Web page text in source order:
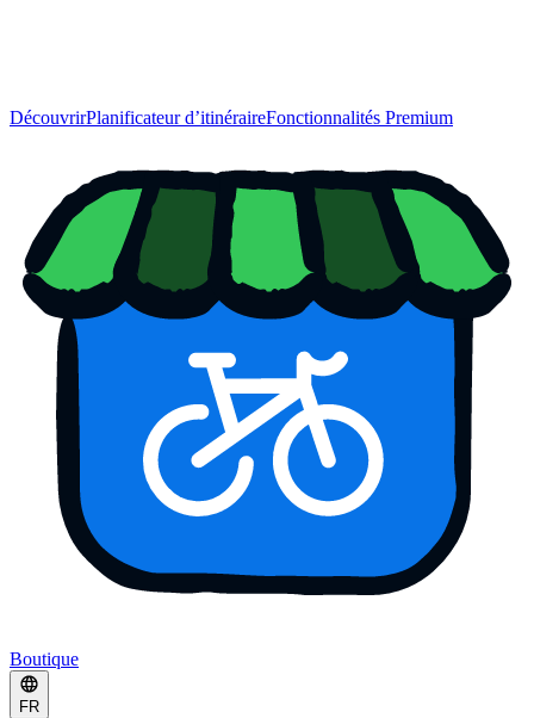
DécouvrirPlanificateur d’itinéraireFonctionnalités Premium
Boutique
FR